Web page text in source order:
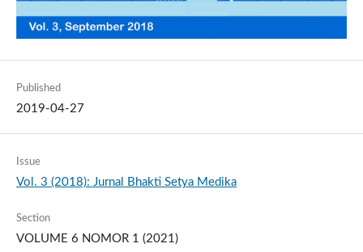
Published
2019-04-27
Issue
Vol. 3 (2018): Jurnal Bhakti Setya Medika
Section
VOLUME 6 NOMOR 1 (2021)